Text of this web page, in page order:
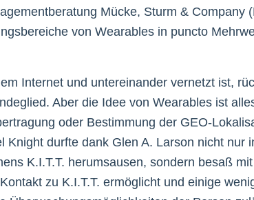
Mücke, Sturm & Company
von Wearables in puncto
Internet und untereinander vernetzt ist,
Aber die Idee von Wearables ist
oder Bestimmung der GEO-
Knight durfte dank Glen A. Larson nicht nur
K.I.T.T. herumsausen, sondern besaß mit
zu K.I.T.T. ermöglicht und einige